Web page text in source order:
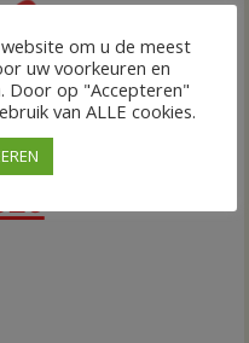
om u de meest
uw voorkeuren en
Door op "Accepteren"
van ALLE cookies.